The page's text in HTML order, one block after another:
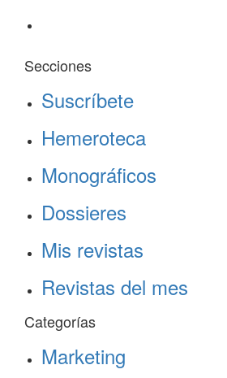
Secciones
Suscríbete
Hemeroteca
Monográficos
Dossieres
Mis revistas
Revistas del mes
Categorías
Marketing